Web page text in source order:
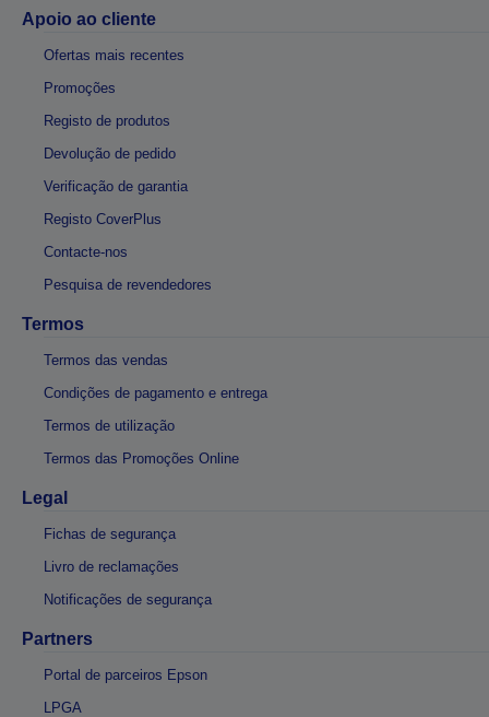
Apoio ao cliente
Ofertas mais recentes
Promoções
Registo de produtos
Devolução de pedido
Verificação de garantia
Registo CoverPlus
Contacte-nos
Pesquisa de revendedores
Termos
Termos das vendas
Condições de pagamento e entrega
Termos de utilização
Termos das Promoções Online
Legal
Fichas de segurança
Livro de reclamações
Notificações de segurança
Partners
Portal de parceiros Epson
LPGA